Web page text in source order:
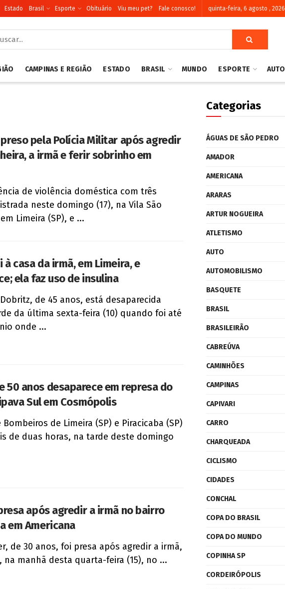
Estado Brasil Esporte Obituário Viu meu pet? Fale conosco! quinta-feira, 6 agosto , 2026
CAMPINAS E REGIÃO ESTADO BRASIL MUNDO ESPORTE AUTO
preso pela Polícia Militar após agredir
a irmã e ferir sobrinho em
de violência doméstica com três
neste domingo (17), na Vila São
Limeira (SP), e ...
à casa da irmã, em Limeira, e
ela faz uso de insulina
de 45 anos, está desaparecida
da última sexta-feira (10) quando foi até
onde ...
50 anos desaparece em represa do
Sul em Cosmópolis
Bombeiros de Limeira (SP) e Piracicaba (SP)
de duas horas, na tarde deste domingo
após agredir a irmã no bairro
em Americana
de 30 anos, foi presa após agredir a irmã,
na manhã desta quarta-feira (15), no ...
Categorias
ÁGUAS DE SÃO PEDRO
AMADOR
AMERICANA
ARARAS
ARTUR NOGUEIRA
ATLETISMO
AUTO
AUTOMOBILISMO
BASQUETE
BRASIL
BRASILEIRÃO
CABREÚVA
CAMINHÕES
CAMPINAS
CAPIVARI
CARRO
CHARQUEADA
CICLISMO
CIDADES
CONCHAL
COPA DO BRASIL
COPA DO MUNDO
COPINHA SP
CORDEIRÓPOLIS